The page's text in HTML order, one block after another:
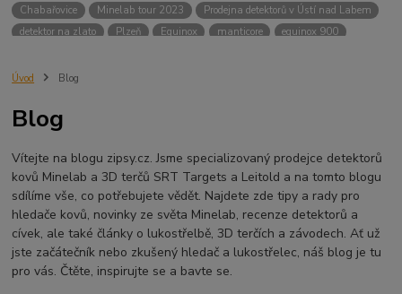
Chabařovice
Minelab tour 2023
Prodejna detektorů v Ústí nad Labem
detektor na zlato
Plzeň Equinox manticore
equinox 900
Sraz detektorářů
ÚSTÍ NAD LABEM
Jídlo na cesty
Mníšek u Liberece Karlovy Vary
Equinox 900
Soutěž o detektor
Severní Čechy
hledání pokladů
technologie Multi IQ
Úvod Blog
Blog
Vítejte na blogu zipsy.cz. Jsme specializovaný prodejce detektorů
kovů Minelab a 3D terčů SRT Targets a Leitold a na tomto blogu
sdílíme vše, co potřebujete vědět. Najdete zde tipy a rady pro
hledače kovů, novinky ze světa Minelab, recenze detektorů a
cívek, ale také články o lukostřelbě, 3D terčích a závodech. Ať už
jste začátečník nebo zkušený hledač a lukostřelec, náš blog je tu
pro vás. Čtěte, inspirujte se a bavte se.